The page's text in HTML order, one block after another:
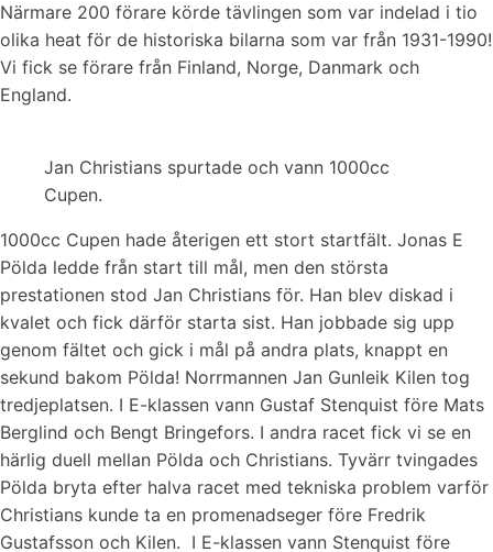
Närmare 200 förare körde tävlingen som var indelad i tio
olika heat för de historiska bilarna som var från 1931-1990!
Vi fick se förare från Finland, Norge, Danmark och
England.
Jan Christians spurtade och vann 1000cc
Cupen.
1000cc Cupen hade återigen ett stort startfält. Jonas E
Pölda ledde från start till mål, men den största
prestationen stod Jan Christians för. Han blev diskad i
kvalet och fick därför starta sist. Han jobbade sig upp
genom fältet och gick i mål på andra plats, knappt en
sekund bakom Pölda! Norrmannen Jan Gunleik Kilen tog
tredjeplatsen. I E-klassen vann Gustaf Stenquist före Mats
Berglind och Bengt Bringefors. I andra racet fick vi se en
härlig duell mellan Pölda och Christians. Tyvärr tvingades
Pölda bryta efter halva racet med tekniska problem varför
Christians kunde ta en promenadseger före Fredrik
Gustafsson och Kilen. I E-klassen vann Stenquist före